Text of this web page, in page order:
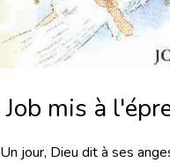
Job mis à
Un jour, Dieu dit à ses